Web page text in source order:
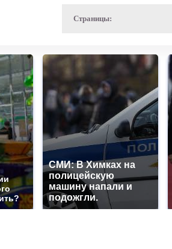
Страницы:
СМИ: В Химках на
полицейскую
машину напали и
подожгли.